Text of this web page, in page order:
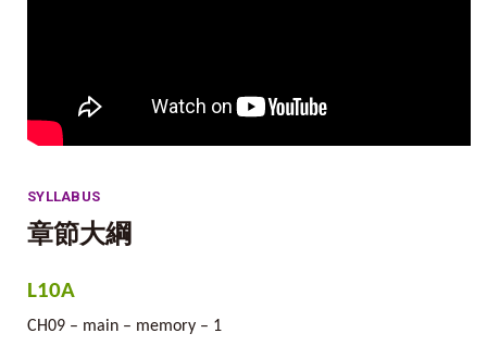
SYLLABUS
章節大綱
L10A
CH09 – main – memory – 1